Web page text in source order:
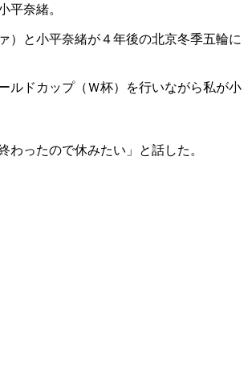
平奈緒。
）と小平奈緒が４年後の北京冬季五輪に
ルドカップ（Ｗ杯）を行いながら私が小
ったので休みたい」と話した。